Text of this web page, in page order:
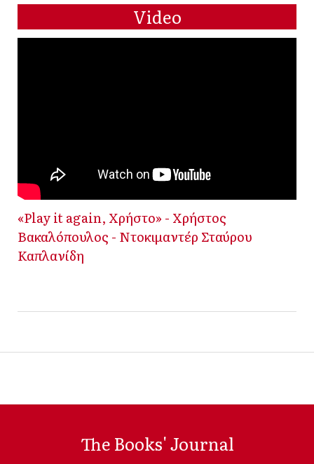
Video
«Play it again, Χρήστο» - Χρήστος
Βακαλόπουλος - Ντοκιμαντέρ Σταύρου
Καπλανίδη
The Books' Journal